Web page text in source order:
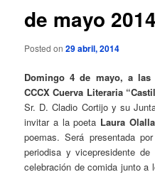
de mayo 2014
Posted on29 abril, 2014
Domingo 4 de mayo, a
CCCX Cuerva Literaria
Sr. D. Cladio Cortijo y su
invitar a la poeta Laura
poemas. Será presentada
periodisa y vicepresidente
celebración de comida junto